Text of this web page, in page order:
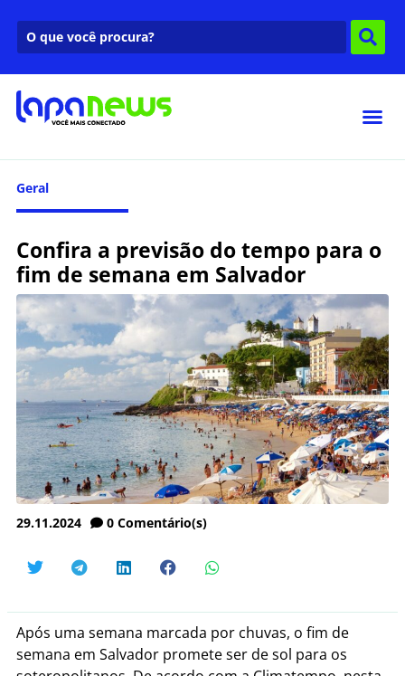
Geral
Confira a previsão do tempo para o
fim de semana em Salvador
29.11.2024 0 Comentário(s)
Após uma semana marcada por chuvas, o fim de
semana em Salvador promete ser de sol para os